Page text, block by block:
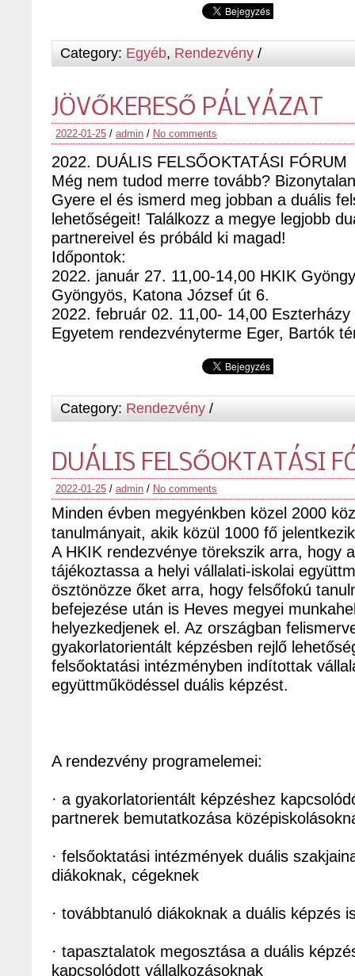
Category: Egyéb, Rendezvény /
JÖVŐKERESŐ PÁLYÁZAT
2022-01-25 / admin / No comments
2022. DUÁLIS FELSŐOKTATÁSI FÓRUM
Még nem tudod merre tovább?
Gyere el és ismerd meg jobban a duális
lehetőségeit! Találkozz a megye legjobb
partnereivel és próbáld ki magad!
Időpontok:
2022. január 27. 11,00-14,00 HKIK
Gyöngyös, Katona József út 6.
2022. február 02. 11,00- 14,00
Egyetem rendezvényterme Eger, Bartók
Category: Rendezvény /
DUÁLIS FELSŐOKTATÁSI
2022-01-25 / admin / No comments
Minden évben megyénkben közel 2000
tanulmányait, akik közül 1000 fő
A HKIK rendezvénye törekszik arra, hogy
tájékoztassa a helyi vállalati-iskolai
ösztönözze őket arra, hogy felsőfokú
befejezése után is Heves megyei
helyezkedjenek el. Az országban
gyakorlatorientált képzésben rejlő
felsőoktatási intézményben indítottak
együttműködéssel duális képzést.
A rendezvény programelemei:
· a gyakorlatorientált képzéshez
partnerek bemutatkozása
· felsőoktatási intézmények duális
diákoknak, cégeknek
· továbbtanuló diákoknak a duális képzés
· tapasztalatok megosztása a duális
kapcsolódott vállalkozásoknak